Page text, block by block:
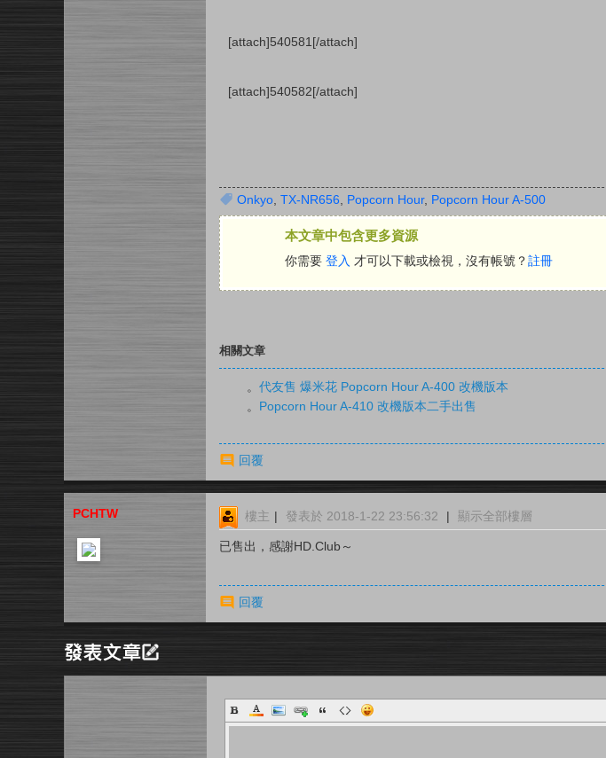
[attach]540581[/attach]
[attach]540582[/attach]
Onkyo TX-NR656 Popcorn Hour, Popcorn Hour A-500
本文章中包含更多資源
你需要 登入 才可以下載或檢視，沒有帳號？註冊
相關文章
。 代友售 爆米花 Popcorn Hour A-400 改機版本
。 Popcorn Hour A-410 改機版本二手出售
回覆
PCHTW 樓主 | 發表於 2018-1-22 23:56:32 | 顯示全部樓層
已售出，感謝HD.Club～
回覆